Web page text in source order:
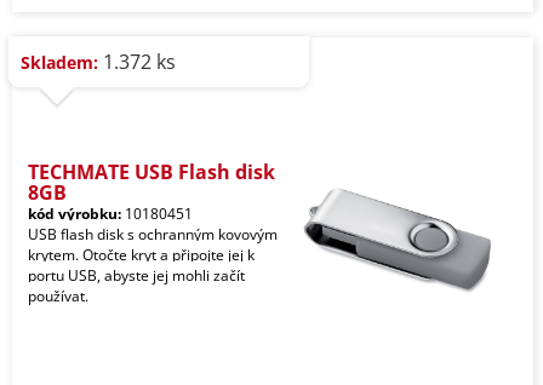
Skladem: 1.372 ks
TECHMATE USB Flash disk
8GB
kód výrobku: 10180451
USB flash disk s ochranným kovovým
krytem. Otočte kryt a připojte jej k
portu USB, abyste jej mohli začít
používat.